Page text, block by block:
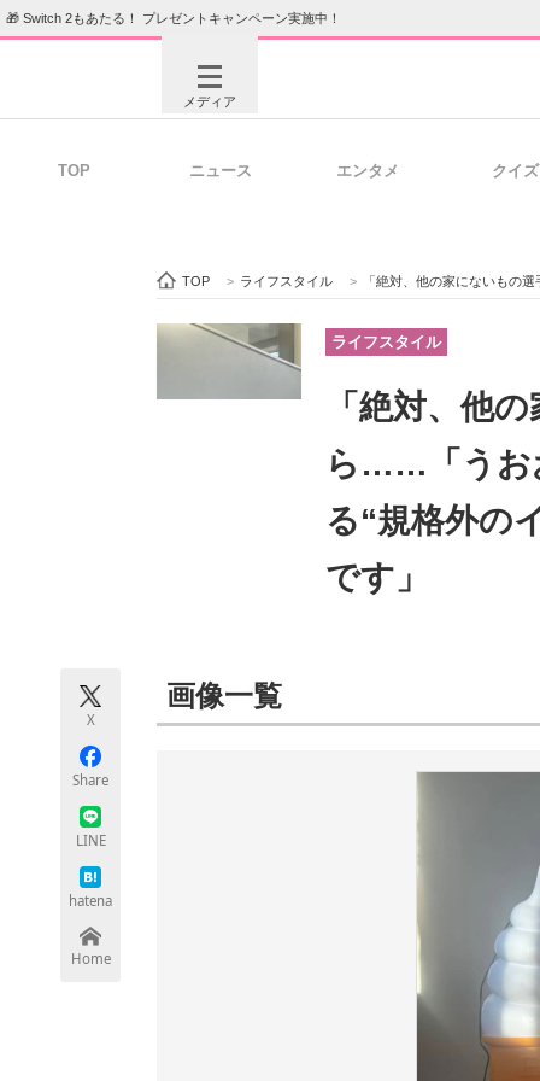
🎁 Switch 2もあたる！ プレゼントキャンペーン実施中！
メディア
ビジネスと働き方のヒント
TOP ニュース エンタメ クイズ
TOP > ライフスタイル > 「絶対、他の家にないもの選手権
ライフスタイル
「絶対、他
ら……「うお
る“規格外の
です」
X
Share
LINE
hatena
Home
画像一覧